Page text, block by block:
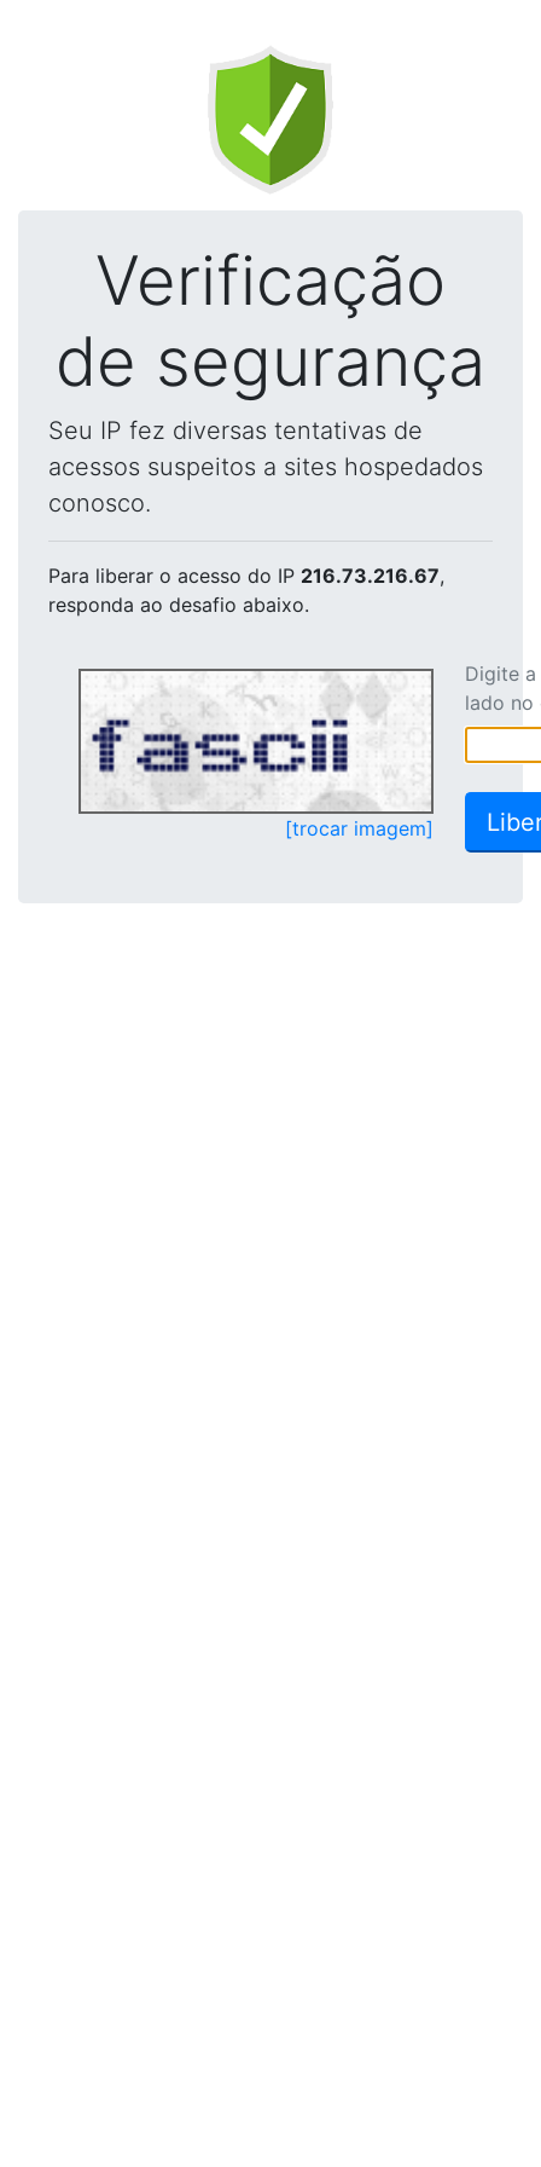
Verificação
de segurança
Seu IP fez diversas tentativas de
acessos suspeitos a sites hospedados
conosco.
Para liberar o acesso do IP 216.73.216.67,
responda ao desafio abaixo.
[trocar imagem]
Digite
lado no